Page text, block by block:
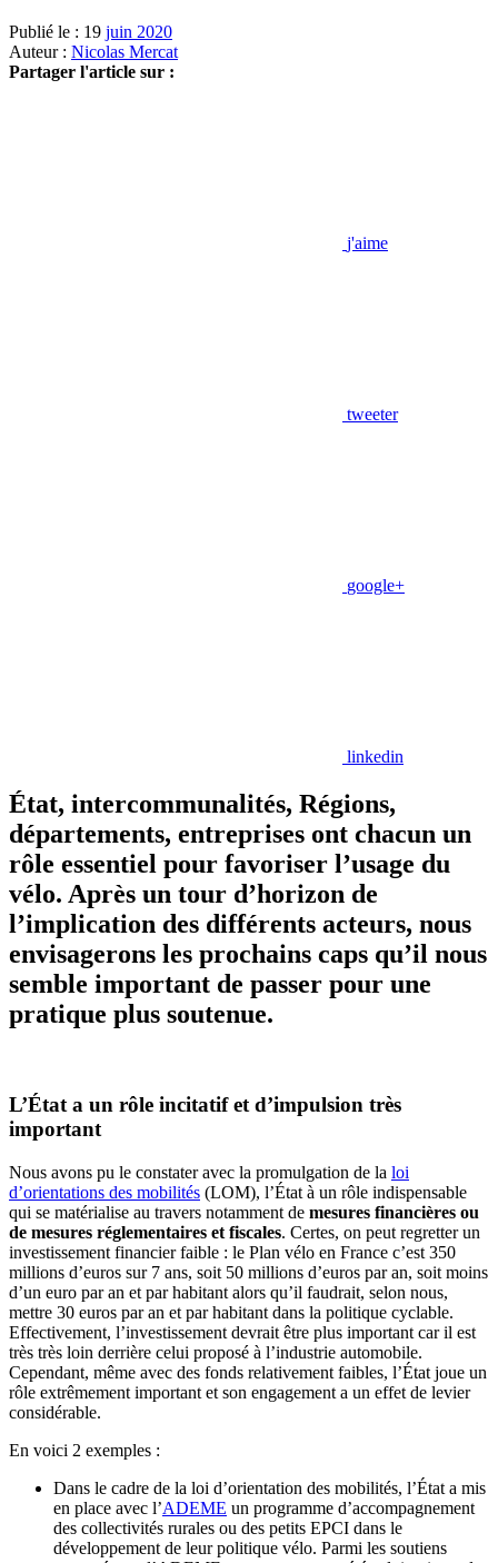
Publié le : 19 juin 2020
Auteur : Nicolas Mercat
Partager l'article sur :
j'aime
tweeter
google+
linkedin
État, intercommunalités, Régions,
départements, entreprises ont chacun un
rôle essentiel pour favoriser l’usage du
vélo. Après un tour d’horizon de
l’implication des différents acteurs, nous
envisagerons les prochains caps qu’il nous
semble important de passer pour une
pratique plus soutenue.
L’État a un rôle incitatif et d’impulsion très
important
Nous avons pu le constater avec la promulgation de la loi
d’orientations des mobilités (LOM), l’État à un rôle indispensable
qui se matérialise au travers notamment de mesures financières ou
de mesures réglementaires et fiscales. Certes, on peut regretter un
investissement financier faible : le Plan vélo en France c’est 350
millions d’euros sur 7 ans, soit 50 millions d’euros par an, soit moins
d’un euro par an et par habitant alors qu’il faudrait, selon nous,
mettre 30 euros par an et par habitant dans la politique cyclable.
Effectivement, l’investissement devrait être plus important car il est
très très loin derrière celui proposé à l’industrie automobile.
Cependant, même avec des fonds relativement faibles, l’État joue un
rôle extrêmement important et son engagement a un effet de levier
considérable.
En voici 2 exemples :
Dans le cadre de la loi d’orientation des mobilités, l’État a mis
en place avec l’ADEME un programme d’accompagnement
des collectivités rurales ou des petits EPCI dans le
développement de leur politique vélo. Parmi les soutiens